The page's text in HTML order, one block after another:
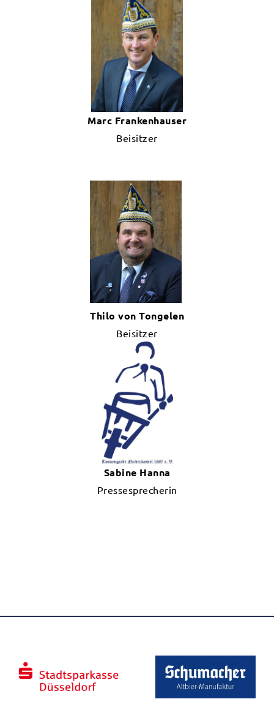
Marc Frankenhauser
Beisitzer
Thilo von Tongelen
Beisitzer
Sabine Hanna
Pressesprecherin